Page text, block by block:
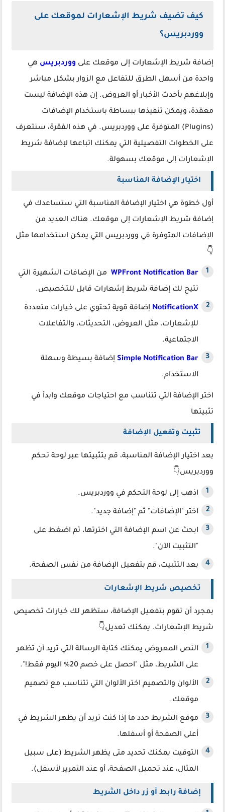
كيف تضيف شريط الإشعارات لموقعك على
ووردبريس؟
إضافة شريط الإشعارات إلى موقعك على ووردبريس هي
واحدة من أسهل الطرق للتفاعل مع الزوار بشكل مباشر
وإبلاغهم بأحدث الأخبار أو العروض. إن هذه الإضافة ليست
معقدة، ويمكن تنفيذها ببساطة باستخدام الإضافات
(Plugins) المتوفرة على ووردبريس. في هذه الفقرة، سنتعرف
على الخطوات التفصيلية التي يمكنك اتباعها لإضافة شريط
الإشعارات إلى موقعك بسهولة.
اختيار الإضافة المناسبة
أول خطوة هي اختيار الإضافة المناسبة التي ستساعدك في
إضافة شريط الإشعارات إلى موقعك. هناك العديد من
الإضافات المتوفرة في ووردبريس التي يمكن استخدامها مثل
👇
WPFront Notification Bar من الإضافات الشهيرة التي
تتيح لك إضافة شريط إشعارات قابل للتخصيص.
NotificationX إضافة قوية تحتوي على خيارات متعددة
للإشعارات، مثل العروض، التحديثات، والتفاعلات
الاجتماعية.
Simple Notification Bar إضافة بسيطة وسهلة
الاستخدام.
اختر الإضافة التي تتناسب مع احتياجات موقعك وابدأ في
تثبيتها
تثبيت وتفعيل الإضافة
بعد اختيار الإضافة المناسبة، قم بتثبيتها عبر لوحة تحكم
ووردبريس👇
اذهب إلى لوحة التحكم في ووردبريس.
اختر "الإضافات" ثم "إضافة جديد".
ابحث عن اسم الإضافة التي اخترتها، ثم اضغط على
"التثبيت الآن".
بعد التثبيت، قم بتفعيل الإضافة من نفس الصفحة.
تخصيص شريط الإشعارات
بمجرد أن تقوم بتفعيل الإضافة، ستظهر لك خيارات تخصيص
شريط الإشعارات. يمكنك تعديل👇
النص المعروض يمكنك كتابة الرسالة التي تريد أن تظهر
على الشريط، مثل "احصل على خصم 20% اليوم فقط!".
الألوان والتصميم اختر الألوان التي تتناسب مع تصميم
موقعك.
موقع الشريط حدد ما إذا كنت تريد أن يظهر الشريط في
أعلى الصفحة أو أسفلها.
التوقيت يمكنك تحديد متى يظهر الشريط (على سبيل
المثال، عند تحميل الصفحة، أو عند التمرير لأسفل).
إضافة رابط أو زر داخل الشريط